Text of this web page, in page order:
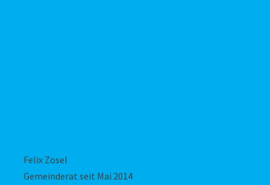
Felix Zosel
Gemeinderat seit Mai 2014